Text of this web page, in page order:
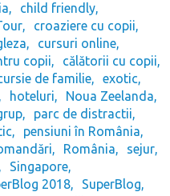
child friendly
croaziere cu copii
cursuri online
copii
călătorii cu copii
de familie
exotic
hoteluri
Noua Zeelanda
parc de distractii
pensiuni în România
România
sejur
Singapore
2018
SuperBlog